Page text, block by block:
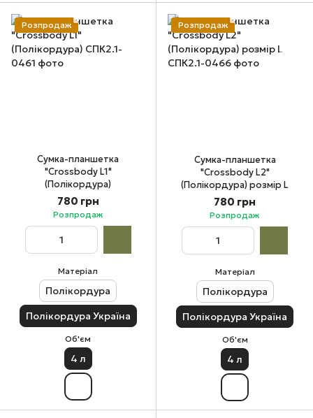
Розпродаж
Сумка-планшетка
"Crossbody L1"
(Полікордура)
780 грн
Розпродаж
Матеріал
Полікордура
Полікордура Україна
Об'єм
4 л
Розпродаж
Сумка-планшетка
"Crossbody L2"
(Полікордура) розмір L
780 грн
Розпродаж
Матеріал
Полікордура
Полікордура Україна
Об'єм
4 л